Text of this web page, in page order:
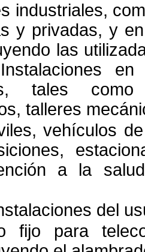
industriales,
y privadas, y en
las
tales como
talleres
vehículos
a la
del
fijo para